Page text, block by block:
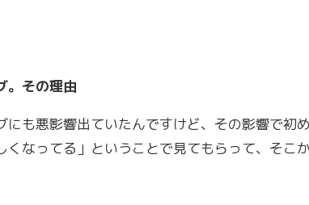
。その理由
も悪影響出ていたんですけど、その影響で初
なってる」ということで見てもらって、そこ